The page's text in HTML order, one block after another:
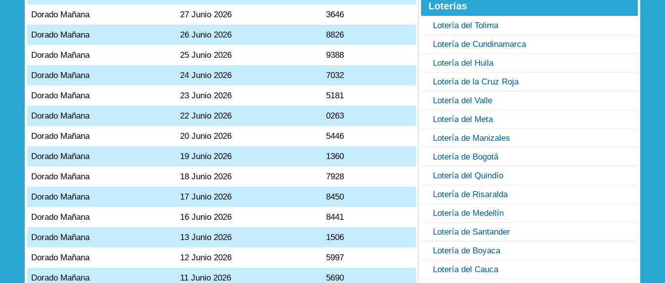
Dorado Mañana 27 Junio 2026 3646
Dorado Mañana 26 Junio 2026 8826
Dorado Mañana 25 Junio 2026 9388
Dorado Mañana 24 Junio 2026 7032
Dorado Mañana 23 Junio 2026 5181
Dorado Mañana 22 Junio 2026 0263
Dorado Mañana 20 Junio 2026 5446
Dorado Mañana 19 Junio 2026 1360
Dorado Mañana 18 Junio 2026 7928
Dorado Mañana 17 Junio 2026 8450
Dorado Mañana 16 Junio 2026 8441
Dorado Mañana 13 Junio 2026 1506
Dorado Mañana 12 Junio 2026 5997
Dorado Mañana 11 Junio 2026 5690
Loterías
Lotería del Tolima
Lotería de Cundinamarca
Lotería del Huila
Lotería de la Cruz Roja
Lotería del Valle
Lotería del Meta
Lotería de Manizales
Lotería de Bogotá
Lotería del Quindío
Lotería de Risaralda
Lotería de Medellín
Lotería de Santander
Lotería de Boyaca
Lotería del Cauca